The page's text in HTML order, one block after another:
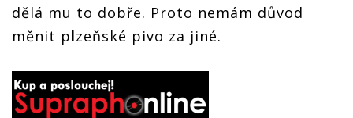
dělá mu to dobře. Proto nemám důvod
měnit plzeňské pivo za jiné.